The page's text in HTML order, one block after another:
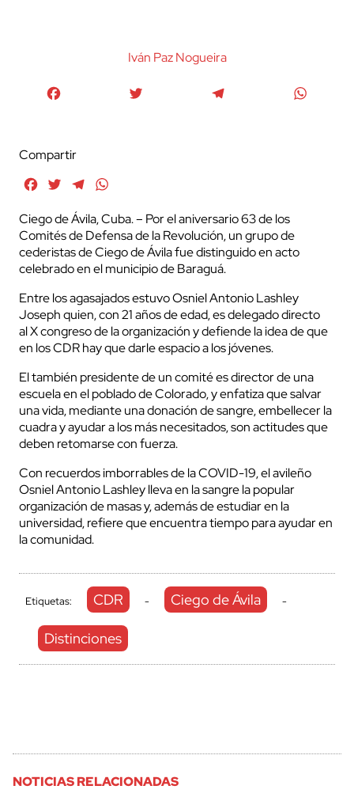
Iván Paz Nogueira
Compartir
FacebookTwitterTelegram
Ciego de Ávila, Cuba. – Por el aniversario 63 de los
Comités de Defensa de la Revolución, un grupo de
cederistas de Ciego de Ávila fue distinguido en acto
celebrado en el municipio de Baraguá.
Entre los agasajados estuvo Osniel Antonio Lashley
Joseph quien, con 21 años de edad, es delegado directo
al X congreso de la organización y defiende la idea de que
en los CDR hay que darle espacio a los jóvenes.
El también presidente de un comité es director de una
escuela en el poblado de Colorado, y enfatiza que salvar
una vida, mediante una donación de sangre, embellecer la
cuadra y ayudar a los más necesitados, son actitudes que
deben retomarse con fuerza.
Con recuerdos imborrables de la COVID-19, el avileño
Osniel Antonio Lashley lleva en la sangre la popular
organización de masas y, además de estudiar en la
universidad, refiere que encuentra tiempo para ayudar en
la comunidad.
Etiquetas: CDR - Ciego de Ávila -
Distinciones
NOTICIAS RELACIONADAS